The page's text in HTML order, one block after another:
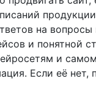
на вопросы
и понятной
и
Если её нет,